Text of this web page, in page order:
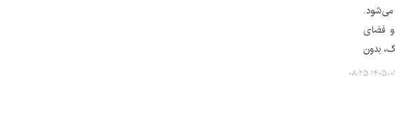
می‌شود.
و فضای
بدون
۱۵ ۰۸:۲۵